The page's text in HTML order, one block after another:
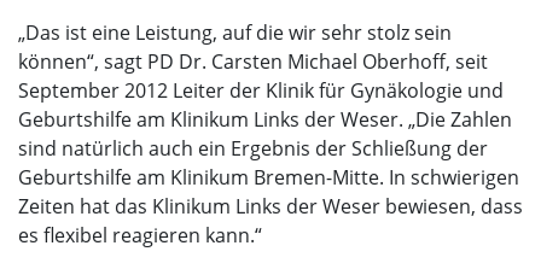
„Das ist eine Leistung, auf die wir sehr stolz sein
können“, sagt PD Dr. Carsten Michael Oberhoff, seit
September 2012 Leiter der Klinik für Gynäkologie und
Geburtshilfe am Klinikum Links der Weser. „Die Zahlen
sind natürlich auch ein Ergebnis der Schließung der
Geburtshilfe am Klinikum Bremen-Mitte. In schwierigen
Zeiten hat das Klinikum Links der Weser bewiesen, dass
es flexibel reagieren kann.“